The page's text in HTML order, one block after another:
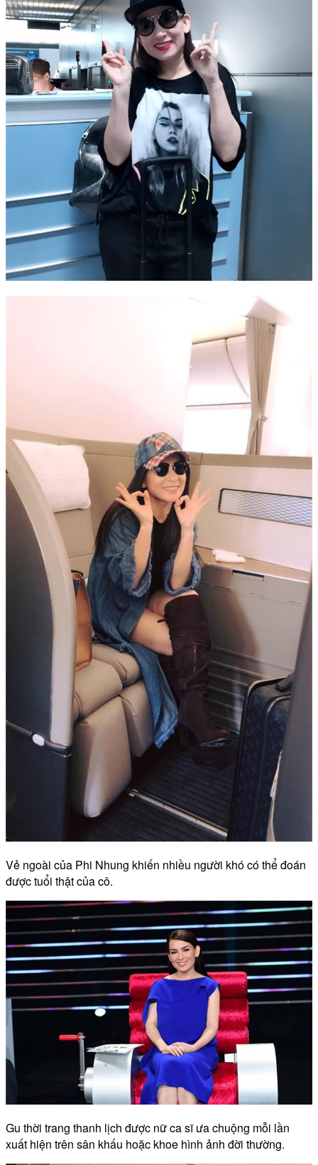
Vẻ ngoài của Phi Nhung khiến nhiều người khó có thể đoán
được tuổi thật của cô.
Gu thời trang thanh lịch được nữ ca sĩ ưa chuộng mỗi lần
xuất hiện trên sân khấu hoặc khoe hình ảnh đời thường.